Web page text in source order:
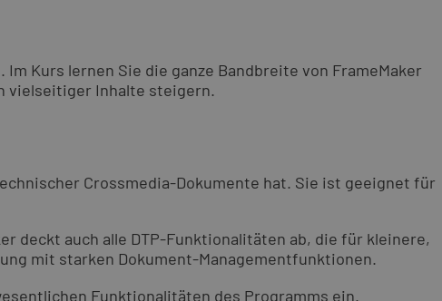
Kurs lernen Sie die ganze Bandbreite von FrameMaker
vielseitiger Inhalte steigern.
Crossmedia-Dokumente hat. Sie ist geeignet für
deckt auch alle DTP-Funktionalitäten ab, die für kleinere,
mit starken Dokument-Managementfunktionen.
Funktionalitäten des Programms ein.